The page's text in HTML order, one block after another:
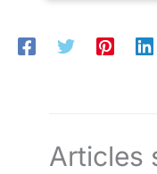
Articles